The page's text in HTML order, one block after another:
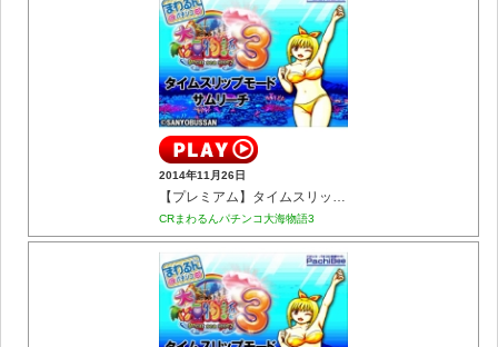
2014年11月26日
【プレミアム】タイムスリップモード サムリーチ
CRまわるんパチンコ大海物語3